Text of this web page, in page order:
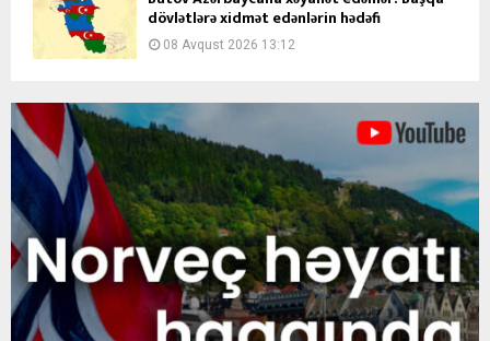
dövlətlərə xidmət edənlərin hədəfi
08 Avqust 2026 13:12